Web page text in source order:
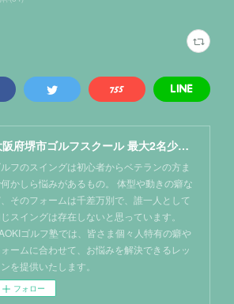
大阪府堺市ゴルフスクール 最大2名少人数レッスン NAOKIゴルフ塾
ルフのスイングは初心者からベテランの方ま
かしら悩みがあるもの。 体型や動きの癖な
、そのフォームは千差万別で、誰一人として
スイングは存在しないと思っています。
ゴルフ塾では、皆さま個々人特有の癖や
ームに合わせて、お悩みを解決できるレッ
を提供いたします。
フォロー